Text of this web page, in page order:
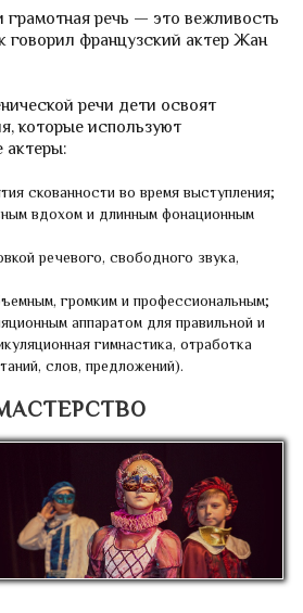
речь — это вежливость
говорил французский актер Жан
речи дети освоят
которые используют
актеры:
скованности во время выступления;
вдохом и длинным фонационным
речевого, свободного звука,
громким и профессиональным;
аппаратом для правильной и
гимнастика, отработка
слов, предложений).